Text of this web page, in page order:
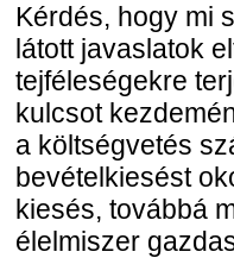
Kérdés, hogy mi
látott javaslatok
tejféleségekre
kulcsot
a költségvetés
bevételkiesést
kiesés, továbbá
élelmiszer